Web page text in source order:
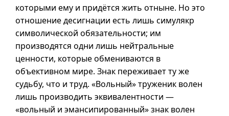
которыми ему и придётся жить отныне. Но это
отношение десигнации есть лишь симулякр
символической обязательности; им
производятся одни лишь нейтральные
ценности, которые обмениваются в
объективном мире. Знак переживает ту же
судьбу, что и труд. «Вольный» труженик волен
лишь производить эквивалентности —
«вольный и эмансипированный» знак волен